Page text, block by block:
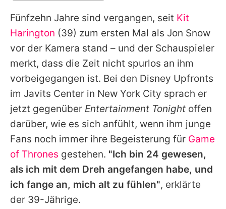
Alle Themen auf Promiflash
Jobs
App runterladen
Team
Redaktionelle Richtlinien
Impressum
Datenschutzerklärung
Nutzungsbedingungen
Fünfzehn Jahre sind vergangen, seit Kit
Harington (39) zum ersten Mal als Jon Snow
vor der Kamera stand – und der Schauspieler
merkt, dass die Zeit nicht spurlos an ihm
vorbeigegangen ist. Bei den Disney Upfronts
im Javits Center in New York City sprach er
jetzt gegenüber Entertainment Tonight offen
darüber, wie es sich anfühlt, wenn ihm junge
Fans noch immer ihre Begeisterung für Game
of Thrones gestehen. "Ich bin 24 gewesen,
als ich mit dem Dreh angefangen habe, und
ich fange an, mich alt zu fühlen", erklärte
der 39-Jährige.